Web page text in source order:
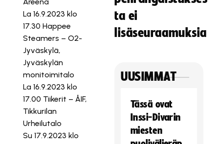
La 16.9.2023 klo
17.30 Happee
Steamers – O2-
Jyväskylä,
Jyväskylän
monitoimitalo
La 16.9.2023 klo
17.00 Tiikerit – ÅIF,
Tikkurilan
Urheilutalo
Su 17.9.2023 klo
ta ei
lisäseuraamuksia
UUSIMMAT
Tässä ovat
Inssi-Divarin
miesten